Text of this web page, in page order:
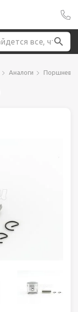
Аналоги